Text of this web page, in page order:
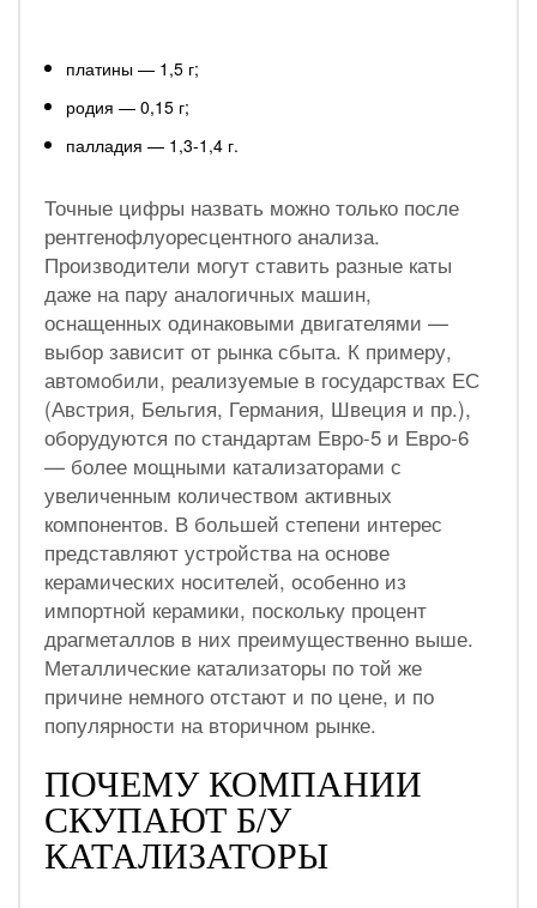
платины — 1,5 г;
родия — 0,15 г;
палладия — 1,3-1,4 г.
Точные цифры назвать можно только после
рентгенофлуоресцентного анализа.
Производители могут ставить разные каты
даже на пару аналогичных машин,
оснащенных одинаковыми двигателями —
выбор зависит от рынка сбыта. К примеру,
автомобили, реализуемые в государствах ЕС
(Австрия, Бельгия, Германия, Швеция и пр.),
оборудуются по стандартам Евро-5 и Евро-6
— более мощными катализаторами с
увеличенным количеством активных
компонентов. В большей степени интерес
представляют устройства на основе
керамических носителей, особенно из
импортной керамики, поскольку процент
драгметаллов в них преимущественно выше.
Металлические катализаторы по той же
причине немного отстают и по цене, и по
популярности на вторичном рынке.
ПОЧЕМУ КОМПАНИИ
СКУПАЮТ Б/У
КАТАЛИЗАТОРЫ